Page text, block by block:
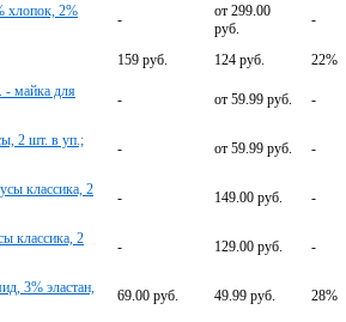
хлопок, 2%
-
от 299.00
руб.
-
159 руб. 124 руб. 22%
- майка для
- от 59.99 руб. -
2 шт. в уп.;
- от 59.99 руб. -
классика, 2
- 149.00 руб. -
классика, 2
- 129.00 руб. -
3% эластан,
69.00 руб. 49.99 руб. 28%